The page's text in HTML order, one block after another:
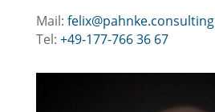
Mail: felix@pahnke.consulting
Tel: +49-177-766 36 67